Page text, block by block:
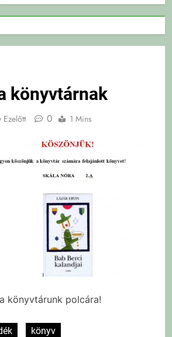
könyvtárnak
Ezelőtt 0 1 Mins
könyvtárunk polcára!
könyv